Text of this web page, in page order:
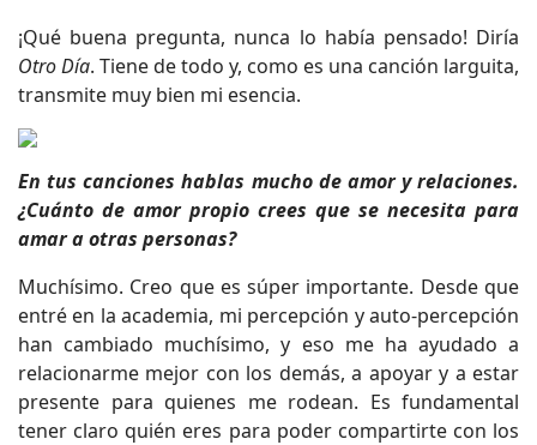
¡Qué buena pregunta, nunca lo había pensado! Diría
Otro Día. Tiene de todo y, como es una canción larguita,
transmite muy bien mi esencia.
En tus canciones hablas mucho de amor y relaciones.
¿Cuánto de amor propio crees que se necesita para
amar a otras personas?
Muchísimo. Creo que es súper importante. Desde que
entré en la academia, mi percepción y auto-percepción
han cambiado muchísimo, y eso me ha ayudado a
relacionarme mejor con los demás, a apoyar y a estar
presente para quienes me rodean. Es fundamental
tener claro quién eres para poder compartirte con los